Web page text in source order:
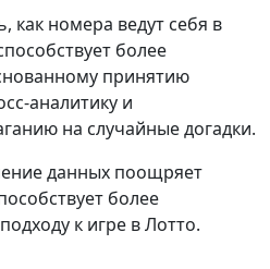
как номера ведут себя в
более
принятию
аналитику и
на случайные догадки.
данных поощряет
более
к игре в Лотто.